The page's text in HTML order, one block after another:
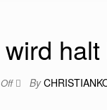
Off By